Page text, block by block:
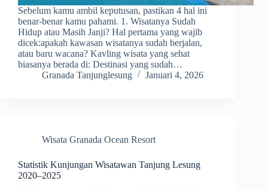
Sebelum kamu ambil keputusan, pastikan 4 hal ini
benar-benar kamu pahami. 1. Wisatanya Sudah
Hidup atau Masih Janji? Hal pertama yang wajib
dicek:apakah kawasan wisatanya sudah berjalan,
atau baru wacana? Kavling wisata yang sehat
biasanya berada di: Destinasi yang sudah…
Granada Tanjunglesung
Januari 4, 2026
Wisata Granada Ocean Resort
Statistik Kunjungan Wisatawan Tanjung Lesung
2020–2025